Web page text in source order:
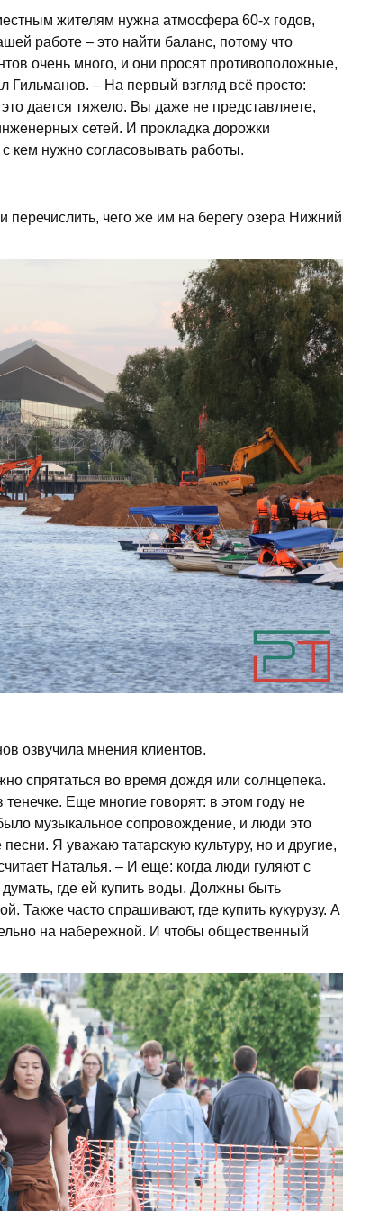
жителям нужна атмосфера 60-х годов,
работе – это найти баланс, потому что
очень много, и они просят противоположные,
Гильманов. – На первый взгляд всё просто:
дается тяжело. Вы даже не представляете,
сетей. И прокладка дорожки
кем нужно согласовывать работы.
перечислить, чего же им на берегу озера Нижний
озвучила мнения клиентов.
спрятаться во время дождя или солнцепека.
Еще многие говорят: в этом году не
музыкальное сопровождение, и люди это
Я уважаю татарскую культуру, но и другие,
Наталья. – И еще: когда люди гуляют с
где ей купить воды. Должны быть
Также часто спрашивают, где купить кукурузу. А
на набережной. И чтобы общественный